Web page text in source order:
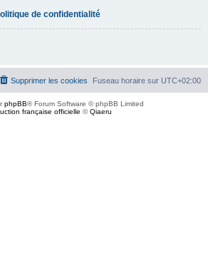
de confidentialité
Fuseau horaire sur UTC+02:00
Supprimer les cookies
phpBB® Forum Software © phpBB Limited
française officielle ©Qiaeru